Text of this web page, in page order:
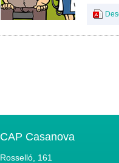
CAP Casanova
Rosselló, 161